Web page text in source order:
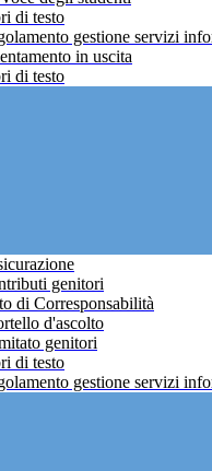
di testo
gestione servizi
in uscita
di testo
genitori
di Corresponsabilità
d'ascolto
genitori
di testo
gestione servizi